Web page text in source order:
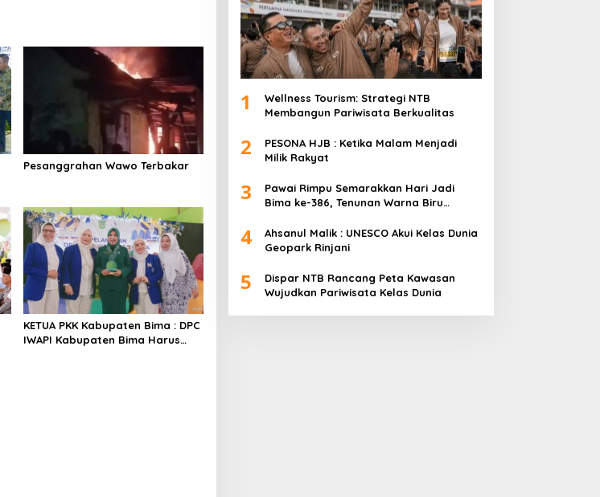
Pesanggrahan Wawo Terbakar
KETUA PKK Kabupaten Bima : DPC
IWAPI Kabupaten Bima Harus
1
Wellness Tourism: Strategi NTB
Membangun Pariwisata Berkualitas
2
PESONA HJB : Ketika Malam Menjadi
Milik Rakyat
3
Pawai Rimpu Semarakkan Hari Jadi
Bima ke-386, Tenunan Warna Biru
4
Ahsanul Malik : UNESCO Akui Kelas Dunia
Geopark Rinjani
5
Dispar NTB Rancang Peta Kawasan
Wujudkan Pariwisata Kelas Dunia